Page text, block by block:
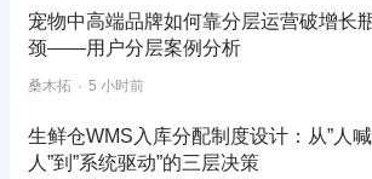
宠物中高端品牌如何靠分层运营破增长
颈——用户分层案例分析
桑木拓 5 小时前
生鲜仓WMS入库分配制度设计：从”人喊
人”到”系统驱动”的三层决策